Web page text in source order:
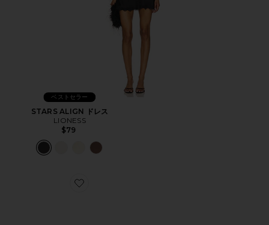
ベストセラー
STARS ALIGN ドレス
LIONESS
$79
Favorite CLOUDNOVA 2 スニーカー